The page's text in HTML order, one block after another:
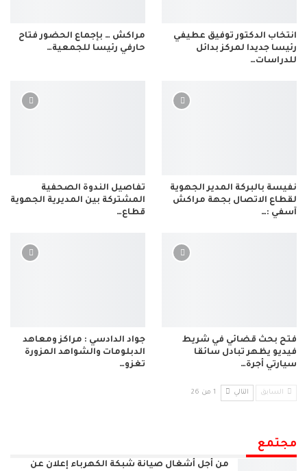
انتخاب الدكتور توفيق عطيفي
رئيسا جديدا لمركز بدائل
للدراسات…
مراكش … بإجماع الحضور فتاح
حارفي رئيسا للجمعية…
نفيسة بالبركة المدير الجهوية
لقطاع الاتصال بجهة مراكش
آسفي :…
تفاصيل الندوة الصحفية
المشتركة بين المديرية الجهوية
قطاع…
فتح بحث قضائي في شريط
فيديو يظهر تبادل سائقا
سيارتي أجرة…
جواد الدادسي : مراكز ومعاهد
الدبلومات والشواهد المزورة
تغزو…
السابق التالي 1 من 26
مجتمع
من أجل أشغال صيانة شبكة الكهرباء إعلان عن